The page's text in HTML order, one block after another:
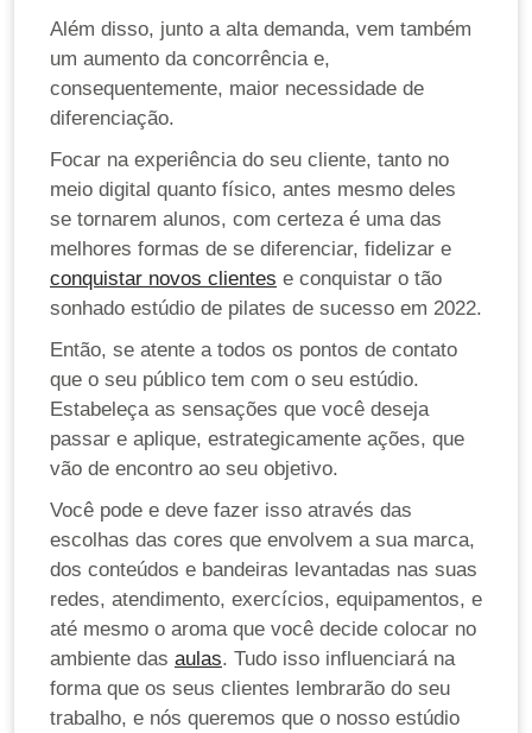
Além disso, junto a alta demanda, vem também
um aumento da concorrência e,
consequentemente, maior necessidade de
diferenciação.
Focar na experiência do seu cliente, tanto no
meio digital quanto físico, antes mesmo deles
se tornarem alunos, com certeza é uma das
melhores formas de se diferenciar, fidelizar e
conquistar novos clientes e conquistar o tão
sonhado estúdio de pilates de sucesso em 2022.
Então, se atente a todos os pontos de contato
que o seu público tem com o seu estúdio.
Estabeleça as sensações que você deseja
passar e aplique, estrategicamente ações, que
vão de encontro ao seu objetivo.
Você pode e deve fazer isso através das
escolhas das cores que envolvem a sua marca,
dos conteúdos e bandeiras levantadas nas suas
redes, atendimento, exercícios, equipamentos, e
até mesmo o aroma que você decide colocar no
ambiente das aulas. Tudo isso influenciará na
forma que os seus clientes lembrarão do seu
trabalho, e nós queremos que o nosso estúdio